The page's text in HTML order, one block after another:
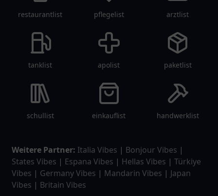
restaurantlist pflegelist arztlist
tanklist apolist paketlist
schullist einkauflist handwerklist
Weitere Partner: Italia Vibes | Bonjour Vibes |
States Vibes | Espana Vibes | Hellas Vibes | Türkiye
Vibes | Germany Vibes | Mandarin Vibes | Japan
Vibes | Britain Vibes